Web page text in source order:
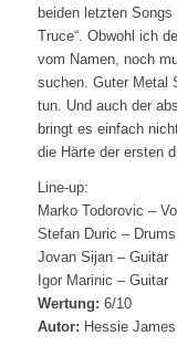
beiden letzten Songs
Truce“. Obwohl ich
vom Namen, noch
suchen. Guter Metal
tun. Und auch der
bringt es einfach
die Härte der ersten
Line-up:
Marko Todorovic –
Stefan Duric – Drums
Jovan Sijan – Guitar
Igor Marinic – Guitar
Wertung: 6/10
Autor: Hessie James